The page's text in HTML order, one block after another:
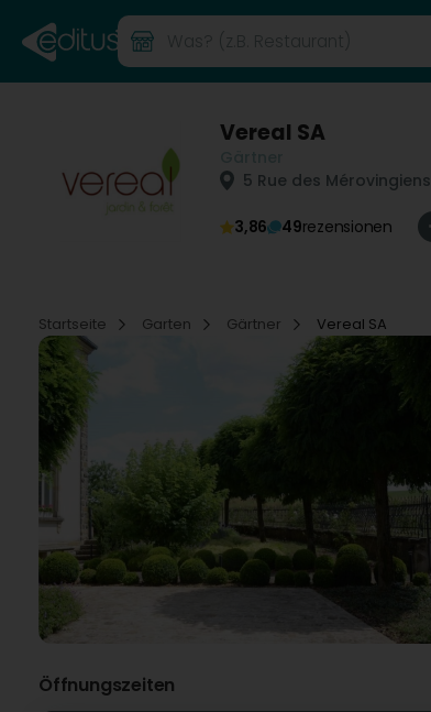
Vereal SA
5 Rue des Mérovingiens
3,86 49rezensionen
Startseite
Garten Gärtner Vereal SA
Öffnungszeiten